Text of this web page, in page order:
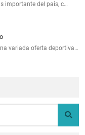
importante del país, c…
variada oferta deportiva…